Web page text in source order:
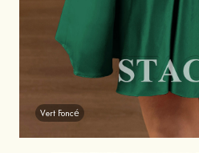
Vert Foncé